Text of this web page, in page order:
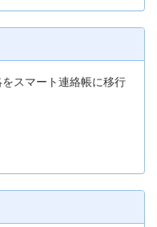
スマート連絡帳に移行